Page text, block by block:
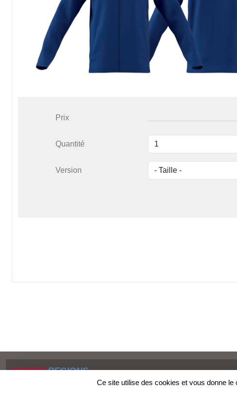
Prix
Quantité
Version
SPORTSREGIONS
Ce site utilise des cookies et vous donne